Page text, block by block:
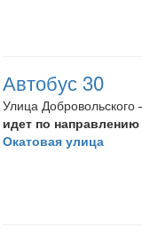
Автобус 30
Улица
идет по направлению
Окатовая улица